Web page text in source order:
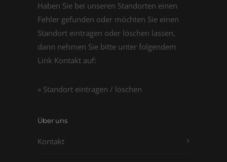
Haben Sie bei unseren Standorten einen
Fehler gefunden oder möchten Sie einen
Standort eintragen oder löschen lassen,
dann nehmen Sie bitte unter folgendem
Link Kontakt auf:
» Standort eintragen / löschen
Über uns
Kontakt